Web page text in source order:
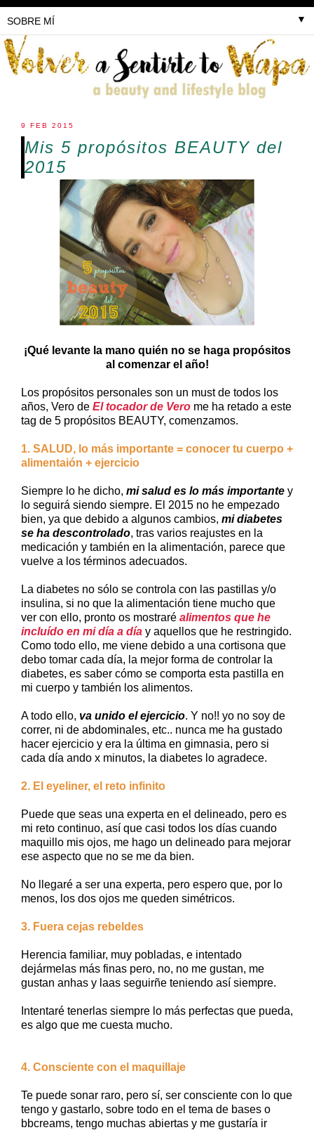
▼
9 FEB 2015
Mis 5 propósitos BEAUTY del
2015
¡Qué levante la mano quién no se haga propósitos
al comenzar el año!
Los propósitos personales son un must de todos los
años, Vero de El tocador de Vero me ha retado a este
tag de 5 propósitos BEAUTY, comenzamos.
1. SALUD, lo más importante = conocer tu cuerpo +
alimentaión + ejercicio
Siempre lo he dicho, mi salud es lo más importante y
lo seguirá siendo siempre. El 2015 no he empezado
bien, ya que debido a algunos cambios, mi diabetes
se ha descontrolado, tras varios reajustes en la
medicación y también en la alimentación, parece que
vuelve a los términos adecuados.
La diabetes no sólo se controla con las pastillas y/o
insulina, si no que la alimentación tiene mucho que
ver con ello, pronto os mostraré alimentos que he
incluído en mi día a día y aquellos que he restringido.
Como todo ello, me viene debido a una cortisona que
debo tomar cada día, la mejor forma de controlar la
diabetes, es saber cómo se comporta esta pastilla en
mi cuerpo y también los alimentos.
A todo ello, va unido el ejercicio. Y no!! yo no soy de
correr, ni de abdominales, etc.. nunca me ha gustado
hacer ejercicio y era la última en gimnasia, pero si
cada día ando x minutos, la diabetes lo agradece.
2. El eyeliner, el reto infinito
Puede que seas una experta en el delineado, pero es
mi reto continuo, así que casi todos los días cuando
maquillo mis ojos, me hago un delineado para mejorar
ese aspecto que no se me da bien.
No llegaré a ser una experta, pero espero que, por lo
menos, los dos ojos me queden simétricos.
3. Fuera cejas rebeldes
Herencia familiar, muy pobladas, e intentado
dejármelas más finas pero, no, no me gustan, me
gustan anhas y laas seguirñe teniendo así siempre.
Intentaré tenerlas siempre lo más perfectas que pueda,
es algo que me cuesta mucho.
4. Consciente con el maquillaje
Te puede sonar raro, pero sí, ser consciente con lo que
tengo y gastarlo, sobre todo en el tema de bases o
bbcreams, tengo muchas abiertas y me gustaría ir